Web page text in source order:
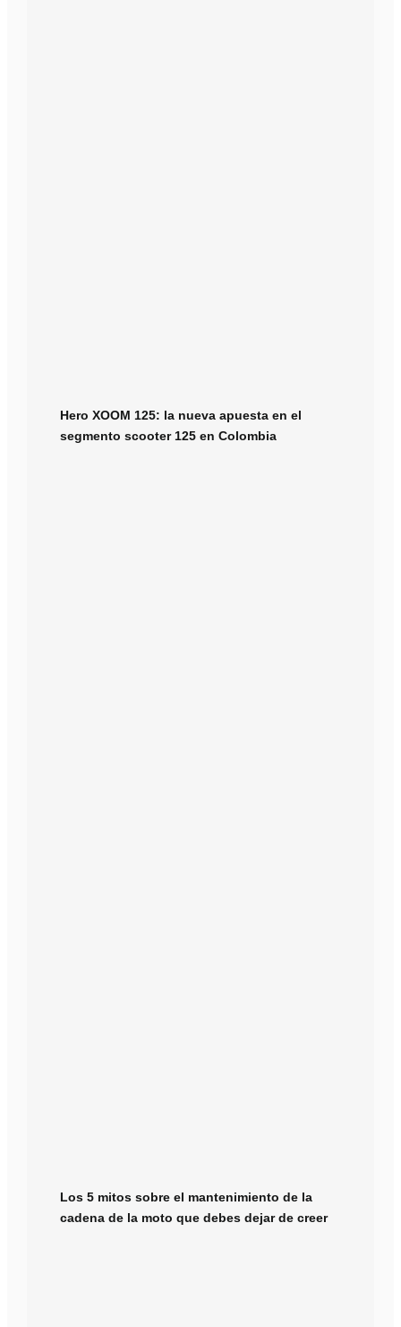
Hero XOOM 125: la nueva apuesta en el
segmento scooter 125 en Colombia
Los 5 mitos sobre el mantenimiento de la
cadena de la moto que debes dejar de creer